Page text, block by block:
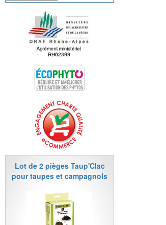
Lot de 2 pièges Taup'Clac
pour taupes et campagnols